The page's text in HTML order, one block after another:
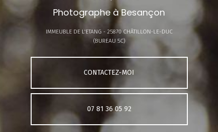
Photographe à Besançon
IMMEUBLE DE L'ETANG - 25870 CHÂTILLON-LE-DUC
(BUREAU 5C)
CONTACTEZ-MOI
07 81 36 05 92